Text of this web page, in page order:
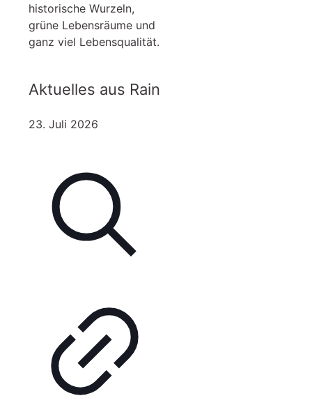
historische Wurzeln,
grüne Lebensräume und
ganz viel Lebensqualität.
Aktuelles aus Rain
23. Juli 2026